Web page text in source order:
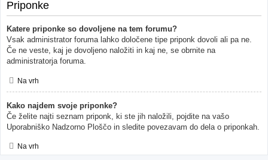
Priponke
Katere priponke so dovoljene na tem forumu?
Vsak administrator foruma lahko določene tipe priponk dovoli ali pa ne.
Če ne veste, kaj je dovoljeno naložiti in kaj ne, se obrnite na
administratorja foruma.
Na vrh
Kako najdem svoje priponke?
Če želite najti seznam priponk, ki ste jih naložili, pojdite na vašo
Uporabniško Nadzorno Ploščo in sledite povezavam do dela o priponkah.
Na vrh